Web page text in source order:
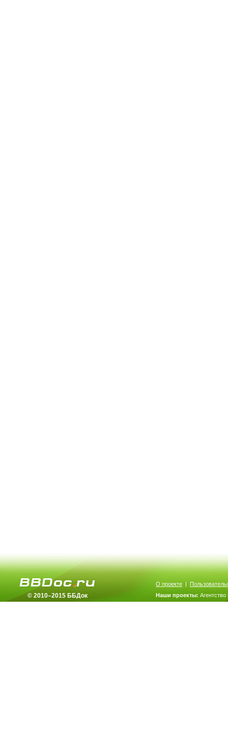
© 2010–2015 ББДок
О проекте |
Наши проекты: